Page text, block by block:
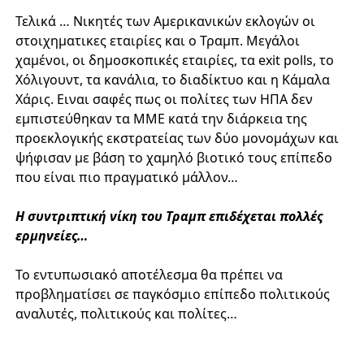
Τελικά … Νικητές των Αμερικανικών εκλογών οι
στοιχηματικες εταιρίες και ο Τραμπ. Μεγάλοι
χαμένοι, οι δημοσκοπικές εταιρίες, τα exit polls, το
Χόλιγουντ, τα κανάλια, το διαδίκτυο και η Κάμαλα
Χάρις. Ειναι σαφές πως οι πολίτες των ΗΠΑ δεν
εμπιστεύθηκαν τα ΜΜΕ κατά την διάρκεια της
προεκλογικής εκστρατείας των δύο μονομάχων και
ψήφισαν με βάση το χαμηλό βιοτικό τους επίπεδο
που είναι πιο πραγματικό μάλλον…
Η συντριπτική νίκη του Τραμπ επιδέχεται πολλές
ερμηνείες…
Το εντυπωσιακό αποτέλεσμα θα πρέπει να
προβληματίσει σε παγκόσμιο επίπεδο πολιτικούς
αναλυτές, πολιτικούς και πολίτες…